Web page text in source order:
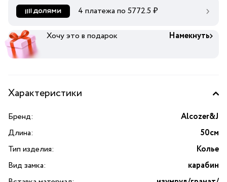
4 платежа по 5772.5 ₽
Хочу это в подарок Намекнуть
Характеристики
Бренд:
Alcozer&J
Длина:
50см
Тип изделия:
Колье
Вид замка:
карабин